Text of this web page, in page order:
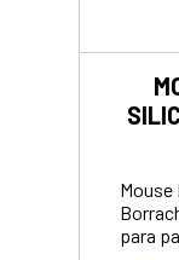
Mouse
para